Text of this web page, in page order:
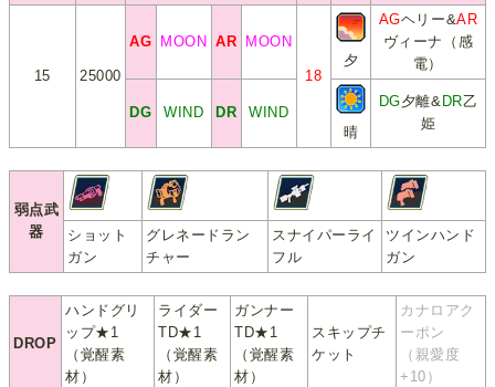
15 25000
AG MOON AR MOON
18
夕
AGヘリー&AR
ヴィーナ（感
電）
DG WIND DR
WIND
晴
DG夕離& DR乙
姫
弱点武
器
ショット
ガン
グレネードラン
チャー
スナイパーライ
フル
ツインハンド
ガン
DROP
ハンドグリ
ップ★1
（覚醒素
材）
ライダー
TD★1
（覚醒素
材）
ガンナー
TD★1
（覚醒素
材）
スキップチ
ケット
カナロアク
ーポン
（親愛度
+10）